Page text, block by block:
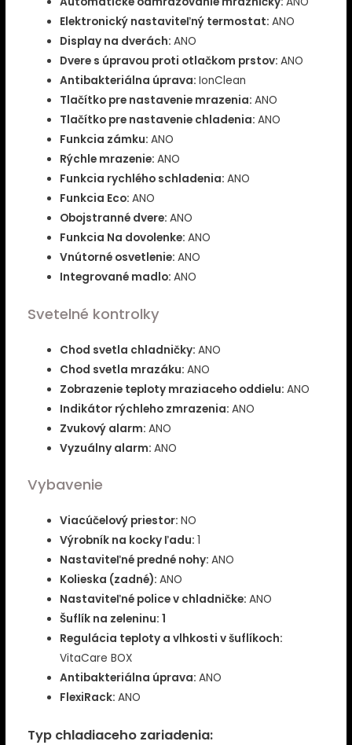
Elektronický nastaviteľný termostat: ANO
Display na dverách: ANO
Dvere s úpravou proti otlačkom prstov: ANO
Antibakteriálna úprava: IonClean
Tlačítko pre nastavenie mrazenia: ANO
Tlačítko pre nastavenie chladenia: ANO
Funkcia zámku: ANO
Rýchle mrazenie: ANO
Funkcia rychlého schladenia: ANO
Funkcia Eco: ANO
Obojstranné dvere: ANO
Funkcia Na dovolenke: ANO
Vnútorné osvetlenie: ANO
Integrované madlo: ANO
Svetelné kontrolky
Chod svetla chladničky: ANO
Chod svetla mrazáku: ANO
Zobrazenie teploty mraziaceho oddielu: ANO
Indikátor rýchleho zmrazenia: ANO
Zvukový alarm: ANO
Vyzuálny alarm: ANO
Vybavenie
Viacúčelový priestor: NO
Výrobník na kocky ľadu: 1
Nastaviteľné predné nohy: ANO
Kolieska (zadné): ANO
Nastaviteľné police v chladničke: ANO
Šuflík na zeleninu: 1
Regulácia teploty a vlhkosti v šuflíkoch:
VitaCare BOX
Antibakteriálna úprava: ANO
FlexiRack: ANO
Typ chladiaceho zariadenia: